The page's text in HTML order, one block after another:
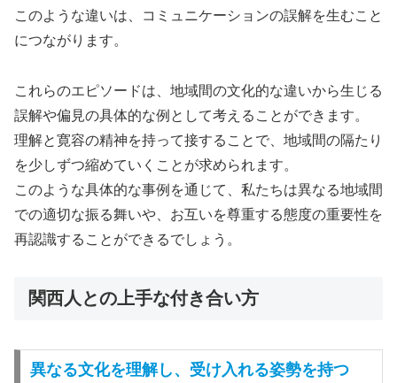
このような違いは、コミュニケーションの誤解を生むこと
につながります。
これらのエピソードは、地域間の文化的な違いから生じる
誤解や偏見の具体的な例として考えることができます。
理解と寛容の精神を持って接することで、地域間の隔たり
を少しずつ縮めていくことが求められます。
このような具体的な事例を通じて、私たちは異なる地域間
での適切な振る舞いや、お互いを尊重する態度の重要性を
再認識することができるでしょう。
関西人との上手な付き合い方
異なる文化を理解し、受け入れる姿勢を持つ